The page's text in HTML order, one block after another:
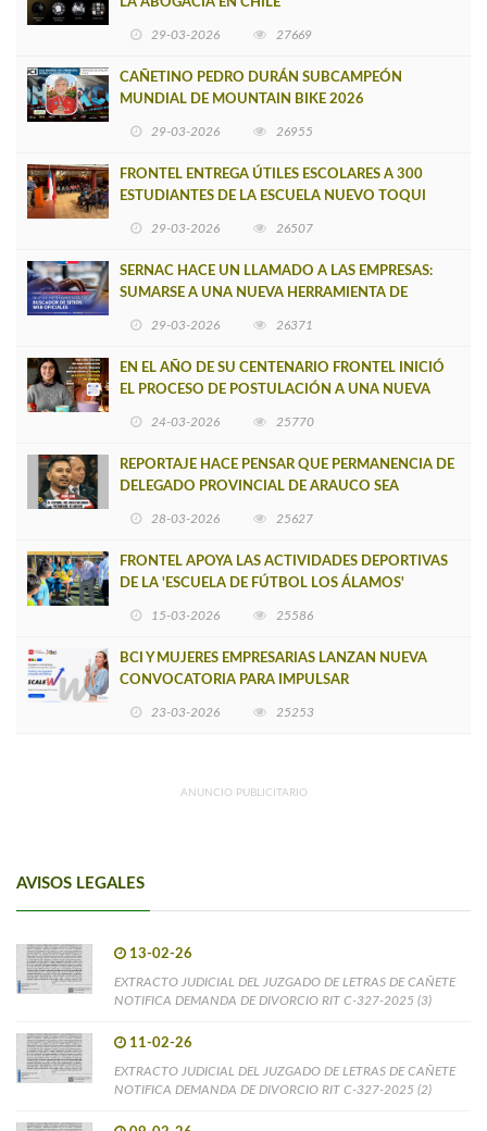
29-03-2026 27669
CAÑETINO PEDRO DURÁN SUBCAMPEÓN
MUNDIAL DE MOUNTAIN BIKE 2026
29-03-2026 26955
FRONTEL ENTREGA ÚTILES ESCOLARES A 300
ESTUDIANTES DE LA ESCUELA NUEVO TOQUI
29-03-2026 26507
SERNAC HACE UN LLAMADO A LAS EMPRESAS:
SUMARSE A UNA NUEVA HERRAMIENTA DE
29-03-2026 26371
EN EL AÑO DE SU CENTENARIO FRONTEL INICIÓ
EL PROCESO DE POSTULACIÓN A UNA NUEVA
24-03-2026 25770
REPORTAJE HACE PENSAR QUE PERMANENCIA DE
DELEGADO PROVINCIAL DE ARAUCO SEA
28-03-2026 25627
FRONTEL APOYA LAS ACTIVIDADES DEPORTIVAS
DE LA 'ESCUELA DE FÚTBOL LOS ÁLAMOS'
15-03-2026 25586
BCI Y MUJERES EMPRESARIAS LANZAN NUEVA
CONVOCATORIA PARA IMPULSAR
23-03-2026 25253
ANUNCIO PUBLICITARIO
AVISOS LEGALES
13-02-26
EXTRACTO JUDICIAL DEL JUZGADO DE LETRAS DE CAÑETE
NOTIFICA DEMANDA DE DIVORCIO RIT C-327-2025 (3)
11-02-26
EXTRACTO JUDICIAL DEL JUZGADO DE LETRAS DE CAÑETE
NOTIFICA DEMANDA DE DIVORCIO RIT C-327-2025 (2)